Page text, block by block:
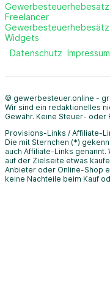
Gewerbesteuerhebesatz
Freelancer
Widgets
Datenschutz Impressum
© gewerbesteuer.online -
Wir sind ein redaktionelles
Gewähr. Keine Steuer- oder
Provisions-Links / Affiliate-
Die mit Sternchen (*)
auch Affiliate-Links genannt.
auf der Zielseite etwas
Anbieter oder Online-Shop
keine Nachteile beim Kauf